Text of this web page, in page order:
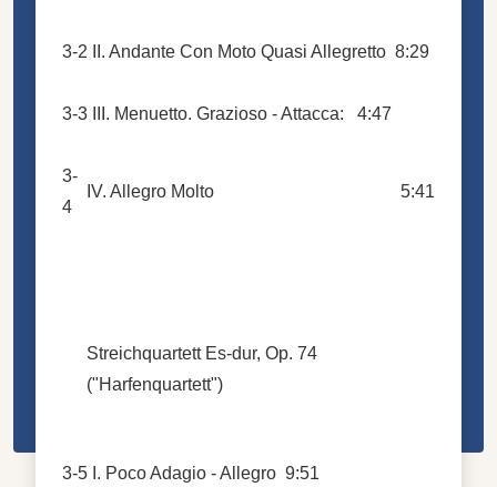
3-2 II. Andante Con Moto Quasi Allegretto 8:29
3-3 III. Menuetto. Grazioso - Attacca: 4:47
3-
4
IV. Allegro Molto 5:41
Streichquartett Es-dur, Op. 74
("Harfenquartett")
3-5 I. Poco Adagio - Allegro 9:51